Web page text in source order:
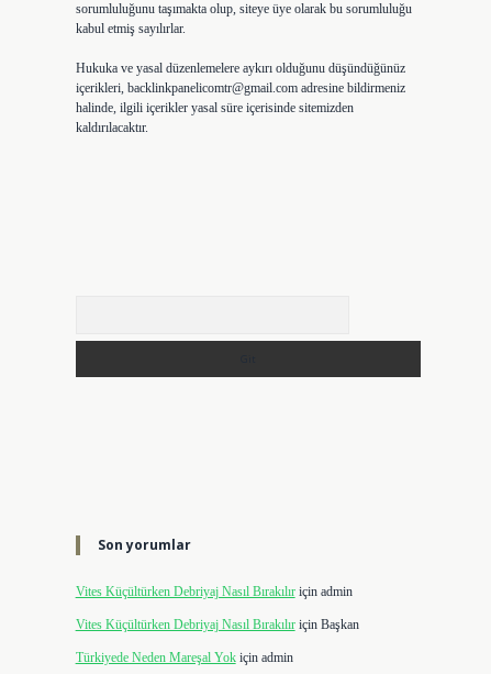
sorumluluğunu taşımakta olup, siteye üye olarak bu sorumluluğu
kabul etmiş sayılırlar.
Hukuka ve yasal düzenlemelere aykırı olduğunu düşündüğünüz
içerikleri, backlinkpanelicomtr@gmail.comadresine bildirmeniz
halinde, ilgili içerikler yasal süre içerisinde sitemizden
kaldırılacaktır.
Son yorumlar
Vites Küçültürken Debriyaj Nasıl Bırakılıriçin admin
Vites Küçültürken Debriyaj Nasıl Bırakılıriçin Başkan
Türkiyede Neden Mareşal Yokiçin admin